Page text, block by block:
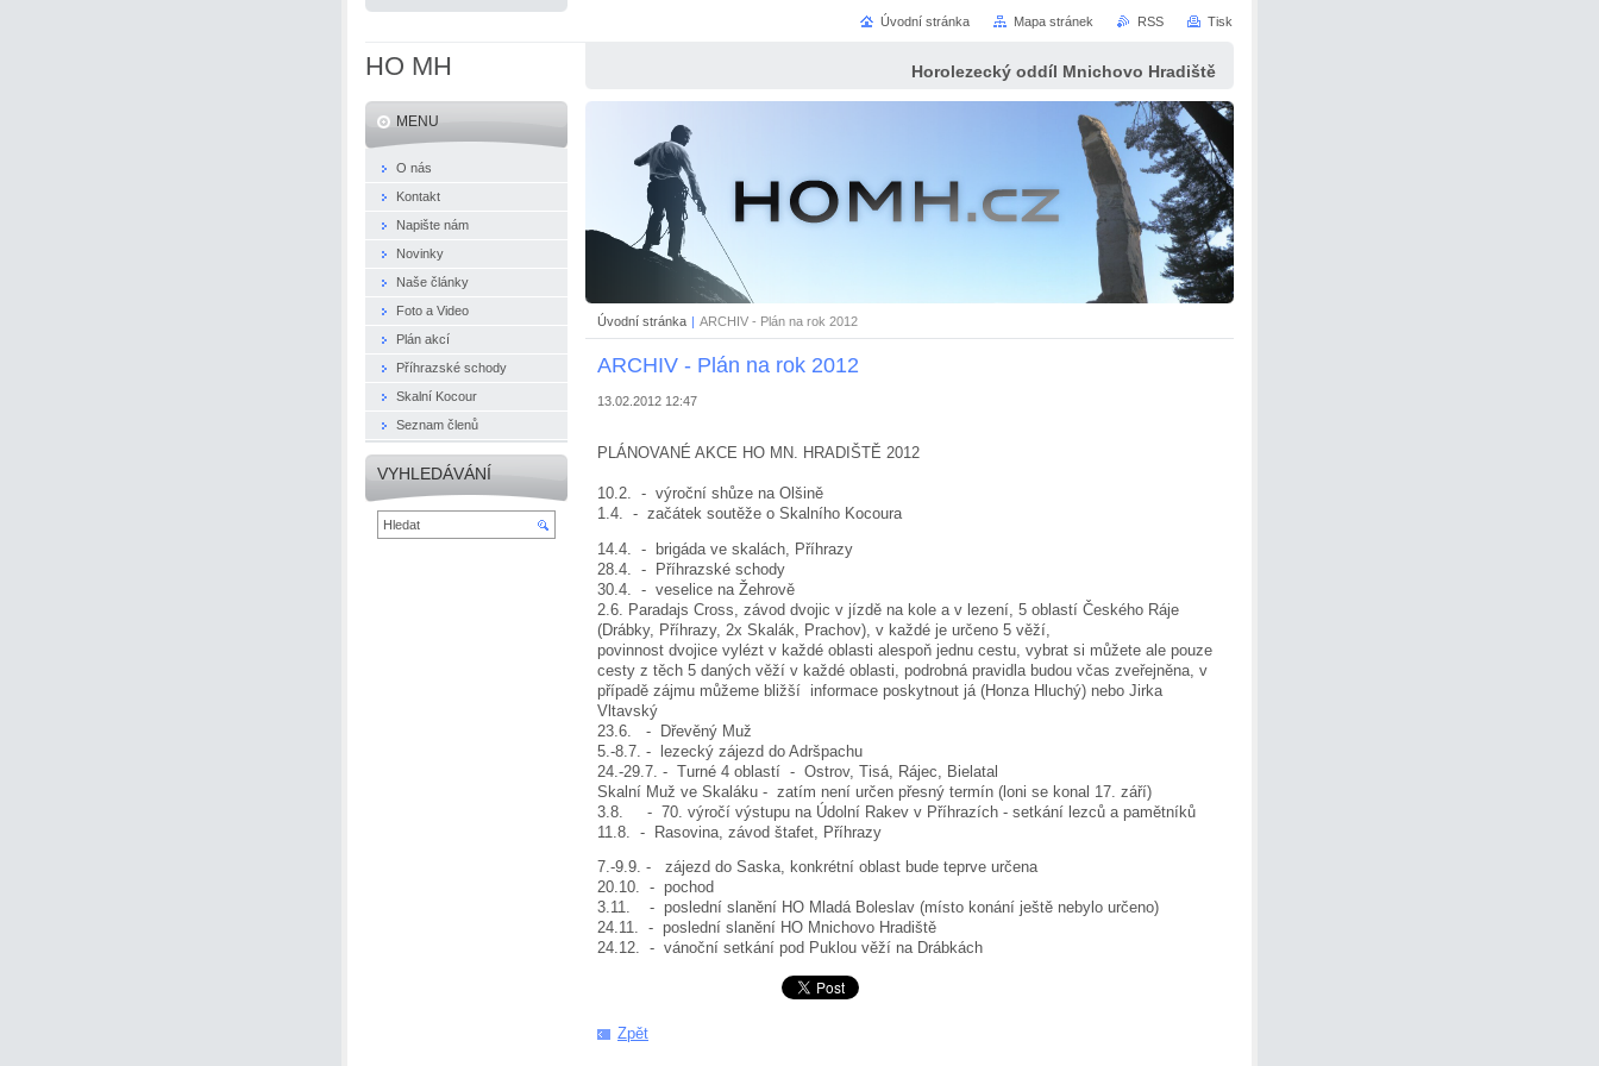
HO MH Horolezecký oddíl Mnichovo Hradiště
Úvodní stránka | ARCHIV - Plán na rok 2012
ARCHIV - Plán na rok 2012
13.02.2012 12:47
PLÁNOVANÉ AKCE HO MN. HRADIŠTĚ 2012
10.2. - výroční shůze na Olšině
1.4. - začátek soutěže o Skalního Kocoura
14.4. - brigáda ve skalách, Příhrazy
28.4. - Příhrazské schody
30.4. - veselice na Žehrově
2.6. Paradajs Cross, závod dvojic v jízdě na kole a v lezení, 5 oblastí Českého Ráje
(Drábky, Příhrazy, 2x Skalák, Prachov), v každé je určeno 5 věží,
povinnost dvojice vylézt v každé oblasti alespoň jednu cestu, vybrat si můžete ale pouze
cesty z těch 5 daných věží v každé oblasti, podrobná pravidla budou včas zveřejněna, v
případě zájmu můžeme bližší informace poskytnout já (Honza Hluchý) nebo Jirka
Vltavský
23.6. - Dřevěný Muž
5.-8.7. - lezecký zájezd do Adršpachu
24.-29.7. - Turné 4 oblastí - Ostrov, Tisá, Rájec, Bielatal
Skalní Muž ve Skaláku - zatím není určen přesný termín (loni se konal 17. září)
3.8. - 70. výročí výstupu na Údolní Rakev v Příhrazích - setkání lezců a pamětníků
11.8. - Rasovina, závod štafet, Příhrazy
7.-9.9. - zájezd do Saska, konkrétní oblast bude teprve určena
20.10. - pochod
3.11. - poslední slanění HO Mladá Boleslav (místo konání ještě nebylo určeno)
24.11. - poslední slanění HO Mnichovo Hradiště
24.12. - vánoční setkání pod Puklou věží na Drábkách
Zpět
MENU
O nás
Kontakt
Napište nám
Novinky
Naše články
Foto a Video
Plán akcí
Příhrazské schody
Skalní Kocour
Seznam členů
VYHLEDÁVÁNÍ
Úvodní stránka Mapa stránek RSS Tisk